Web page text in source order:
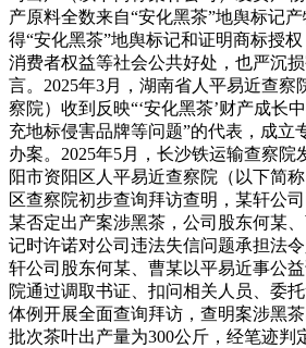
产原料全数来自“安化黑茶”地舆标记
得“安化黑茶”地舆标记和证明商标授
消费者权益等社会公共好处，也严沉
言。2025年3月，湖南省人平易近查察
察院）收到反映“‘安化黑茶’财产成长
充地标侵害品牌等问题”的代表，成立
办案。2025年5月，长沙铁运输查察院
阳市资阳区人平易近查察院（以下简
区查察院初步查询拜访查明，某轩公
某否定出产案涉黑茶，公司股东何某
记时许诺对公司违法失信问题承担法
轩公司股东何某、曹某以平易近事公
院通过调取书证、扣问相关人员、委
体例开展全面查询拜访，查明案涉黑
批次茶叶出产量为300公斤，经笔迹判